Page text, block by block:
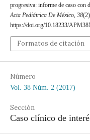
progresiva: informe de caso con
Acta Pediátrica De México, 38
https://doi.org/10.18233/
Formatos de citación
Número
Vol. 38 Núm. 2 (2017)
Sección
Caso clínico de